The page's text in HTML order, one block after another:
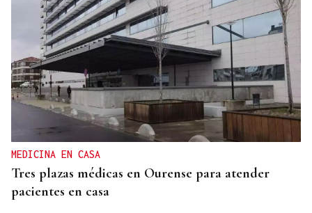
MEDICINA EN CASA
Tres plazas médicas en Ourense para atender
pacientes en casa